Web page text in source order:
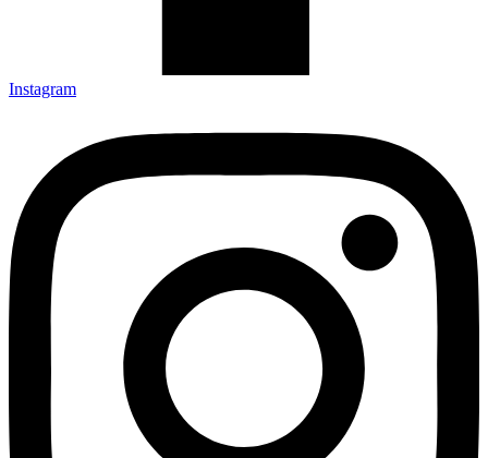
Instagram